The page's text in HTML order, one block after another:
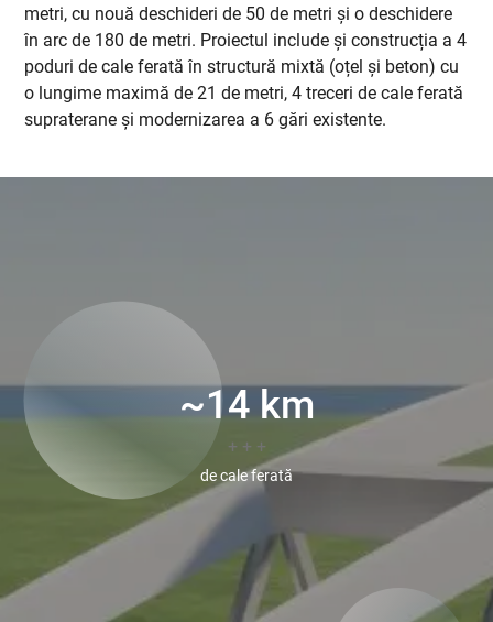
metri, cu nouă deschideri de 50 de metri și o deschidere
în arc de 180 de metri. Proiectul include și construcția a 4
poduri de cale ferată în structură mixtă (oțel și beton) cu
o lungime maximă de 21 de metri, 4 treceri de cale ferată
supraterane și modernizarea a 6 gări existente.
~14km
+ + +
de cale ferată